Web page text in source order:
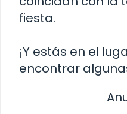
fiesta.
¡Y estás en el
encontrar